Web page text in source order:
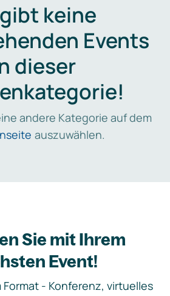
keine
Events
dieser
andere Kategorie auf dem
auszuwählen.
Sie mit Ihrem
Event!
- Konferenz, virtuelles